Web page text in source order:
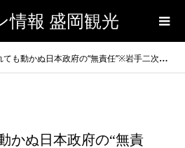
情報 盛岡観光
も動かぬ日本政府の“無責任”※岩手二次日報
かぬ日本政府の“無責